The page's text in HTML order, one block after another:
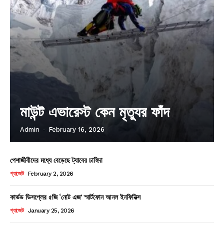
মাউন্ট এভারেস্ট কেন মৃত্যুর ফাঁদ
Admin - February 16, 2026
পেশাজীবীদের মধ্যে বেড়েছে ট্যাবের চাহিদা
গ্যাজেট February 2, 2026
কার্ভড ডিসপ্লের ৫জি ‘নোট এজ’ স্মার্টফোন আনল ইনফিনিক্স
গ্যাজেট January 25, 2026